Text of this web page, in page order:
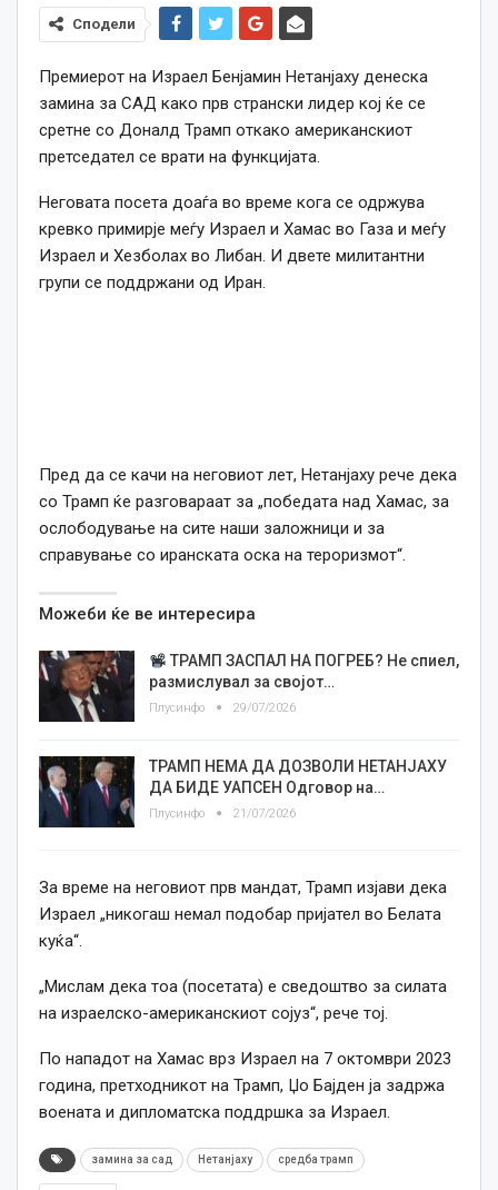
Сподели
Премиерот на Израел Бенјамин Нетанјаху денеска
замина за САД како прв странски лидер кој ќе се
сретне со Доналд Трамп откако американскиот
претседател се врати на функцијата.
Неговата посета доаѓа во време кога се одржува
кревко примирје меѓу Израел и Хамас во Газа и меѓу
Израел и Хезболах во Либан. И двете милитантни
групи се поддржани од Иран.
Пред да се качи на неговиот лет, Нетанјаху рече дека
со Трамп ќе разговараат за „победата над Хамас, за
ослободување на сите наши заложници и за
справување со иранската оска на тероризмот“.
Можеби ќе ве интересира
ТРАМП ЗАСПАЛ НА ПОГРЕБ? Не спиел,
размислувал за својот…
Плусинфо 29/07/2026
ТРАМП НЕМА ДА ДОЗВОЛИ НЕТАНЈАХУ
ДА БИДЕ УАПСЕН Одговор на…
Плусинфо 21/07/2026
За време на неговиот прв мандат, Трамп изјави дека
Израел „никогаш немал подобар пријател во Белата
куќа“.
„Мислам дека тоа (посетата) е сведоштво за силата
на израелско-американскиот сојуз“, рече тој.
По нападот на Хамас врз Израел на 7 октомври 2023
година, претходникот на Трамп, Џо Бајден ја задржа
воената и дипломатска поддршка за Израел.
замина за сад Нетанјаху средба трамп